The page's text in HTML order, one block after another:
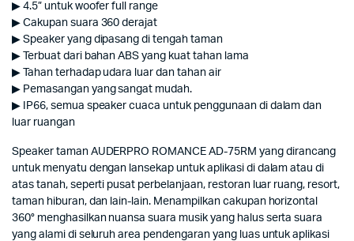
▶ 4.5” untuk woofer full range
▶ Cakupan suara 360 derajat
▶ Speaker yang dipasang di tengah taman
▶ Terbuat dari bahan ABS yang kuat tahan lama
▶ Tahan terhadap udara luar dan tahan air
▶ Pemasangan yang sangat mudah.
▶ IP66, semua speaker cuaca untuk penggunaan di dalam dan
luar ruangan
Speaker taman AUDERPRO ROMANCE AD-75RM yang dirancang
untuk menyatu dengan lansekap untuk aplikasi di dalam atau di
atas tanah, seperti pusat perbelanjaan, restoran luar ruang, resort,
taman hiburan, dan lain-lain. Menampilkan cakupan horizontal
360° menghasilkan nuansa suara musik yang halus serta suara
yang alami di seluruh area pendengaran yang luas untuk aplikasi